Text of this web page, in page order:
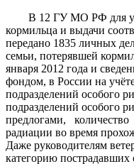
В 12 ГУ МО РФ для
кормильца и выдачи
передано 1835 личных
семьи, потерявшей
января 2012 года и
фондом, в России на
подразделений особого
подразделений особого
предлогами,
радиации во время
Даже руководителям
категорию